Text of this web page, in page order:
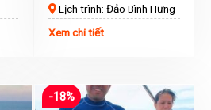
Lịch trình: Đảo Bình Hưng
Xem chi tiết
-18%